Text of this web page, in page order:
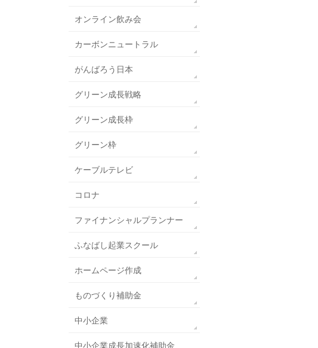
オンライン飲み会
カーボンニュートラル
がんばろう日本
グリーン成長戦略
グリーン成長枠
グリーン枠
ケーブルテレビ
コロナ
ファイナンシャルプランナー
ふなばし起業スクール
ホームページ作成
ものづくり補助金
中小企業
中小企業成長加速化補助金